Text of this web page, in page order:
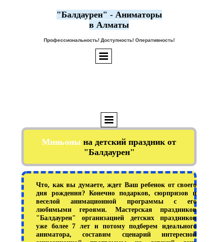
"Балдаурен" - Аниматоры
в Алматы
Профессиональность! Доступность! Оперативность!
Миньоны на детский праздник от
"Балдаурен"
Что, как вы думаете, ждет Ваш ребенок от своего
дня рождения? Конечно подарков, сюрпризов и
веселой анимационной программы с его
любимыми героями. Мастерская праздников
"Балдаурен" организацией детских праздников
уже более 7 лет и потому подберем идеального
аниматора, составим сценарий интересной